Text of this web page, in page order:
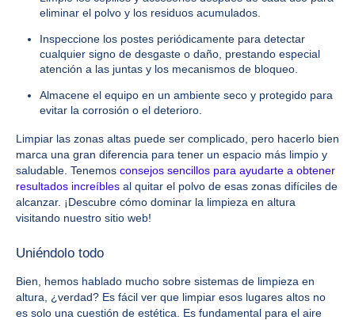
eliminar el polvo y los residuos acumulados.
Inspeccione los postes periódicamente para detectar
cualquier signo de desgaste o daño, prestando especial
atención a las juntas y los mecanismos de bloqueo.
Almacene el equipo en un ambiente seco y protegido para
evitar la corrosión o el deterioro.
Limpiar las zonas altas puede ser complicado, pero hacerlo bien
marca una gran diferencia para tener un espacio más limpio y
saludable. Tenemos consejos sencillos para ayudarte a obtener
resultados increíbles al quitar el polvo de esas zonas difíciles de
alcanzar. ¡Descubre cómo dominar la limpieza en altura
visitando nuestro sitio web!
Uniéndolo todo
Bien, hemos hablado mucho sobre sistemas de limpieza en
altura, ¿verdad? Es fácil ver que limpiar esos lugares altos no
es solo una cuestión de estética. Es fundamental para el aire